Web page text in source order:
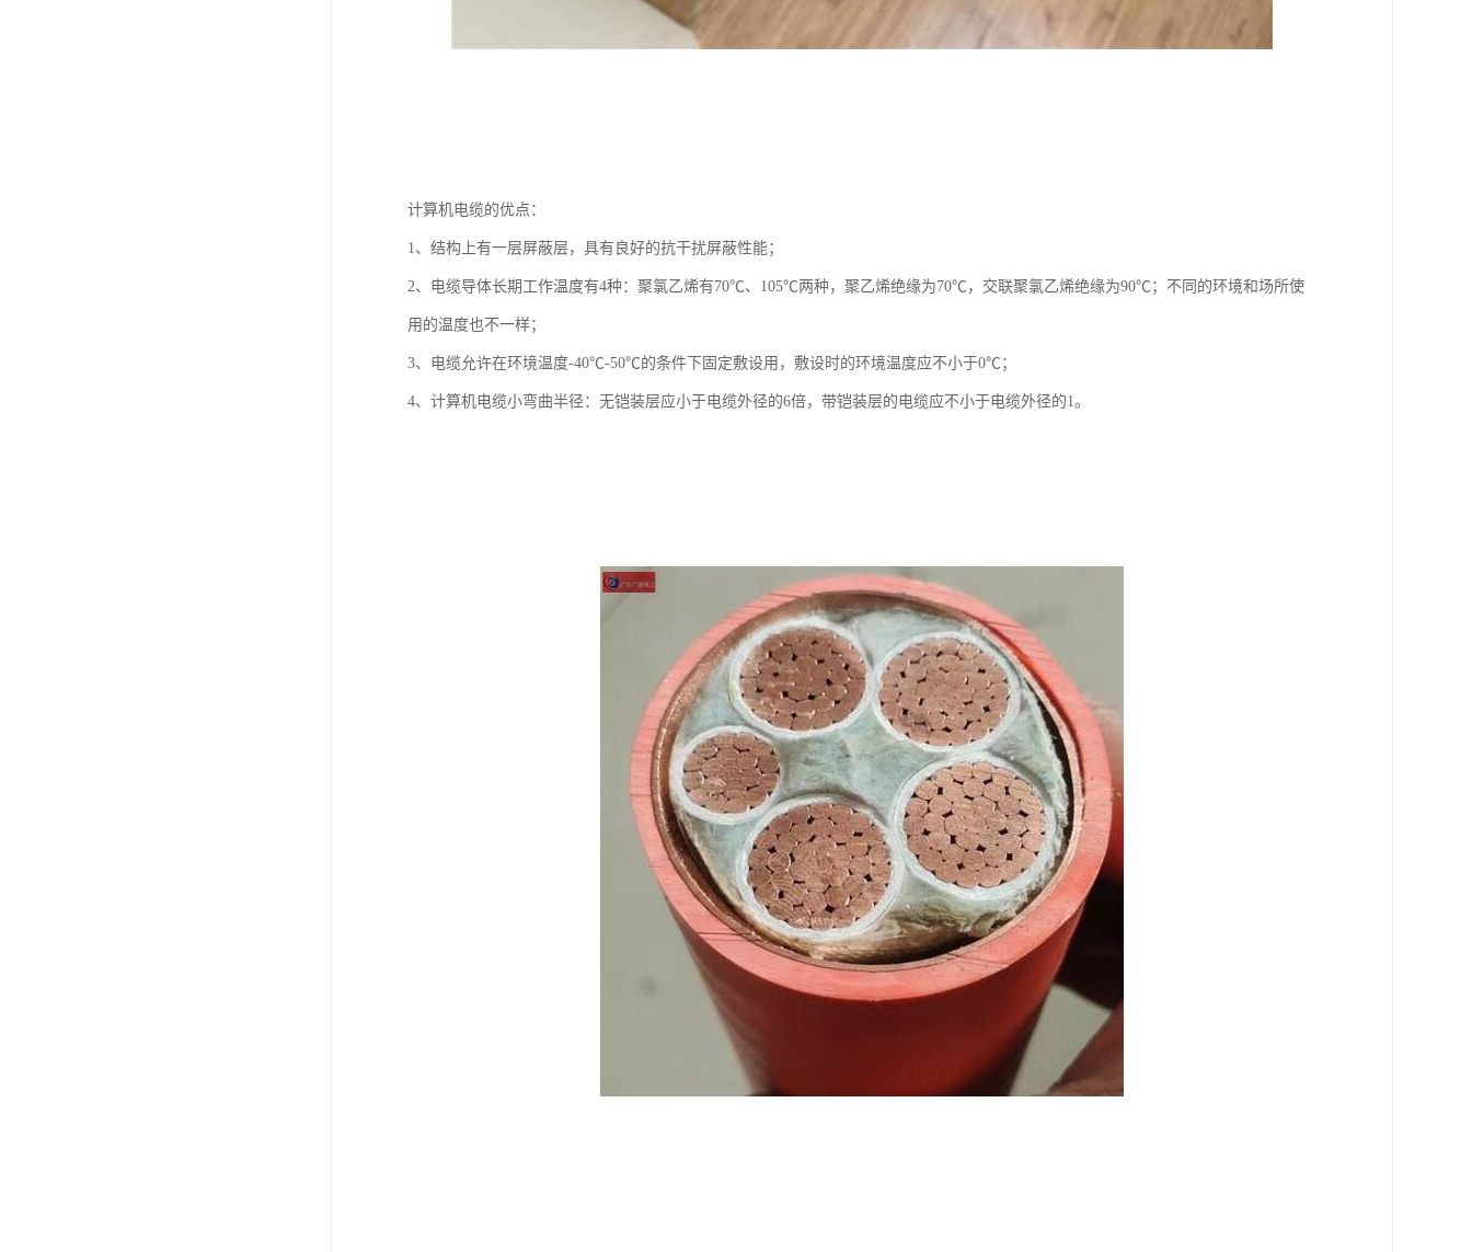
计算机电缆的优点：
1、结构上有一层屏蔽层，具有良好的抗干扰屏蔽性能；
2、电缆导体长期工作温度有4种：聚氯乙烯有70℃、105℃两种，聚乙烯绝缘为70℃，交联聚氯乙烯绝缘为90℃；不同的环境和场所使
用的温度也不一样；
3、电缆允许在环境温度-40℃-50℃的条件下固定敷设用，敷设时的环境温度应不小于0℃；
4、计算机电缆小弯曲半径：无铠装层应小于电缆外径的6倍，带铠装层的电缆应不小于电缆外径的1。